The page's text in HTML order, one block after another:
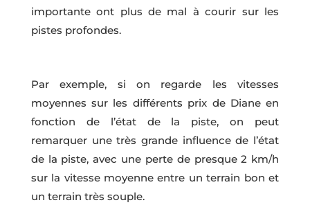
importante ont plus de mal à courir sur les
pistes profondes.
Par exemple, si on regarde les vitesses
moyennes sur les différents prix de Diane en
fonction de l’état de la piste, on peut
remarquer une très grande influence de l’état
de la piste, avec une perte de presque 2 km/h
sur la vitesse moyenne entre un terrain bon et
un terrain très souple.